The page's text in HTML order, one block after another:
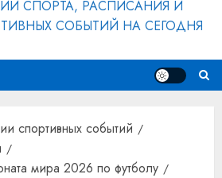
СПОРТА, РАСПИСАНИЯ И
СОБЫТИЙ НА СЕГОДНЯ
спортивных событий
мира 2026 по футболу